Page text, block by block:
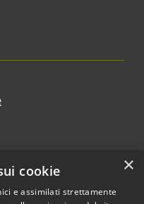
×
cookie
e assimilati strettamente